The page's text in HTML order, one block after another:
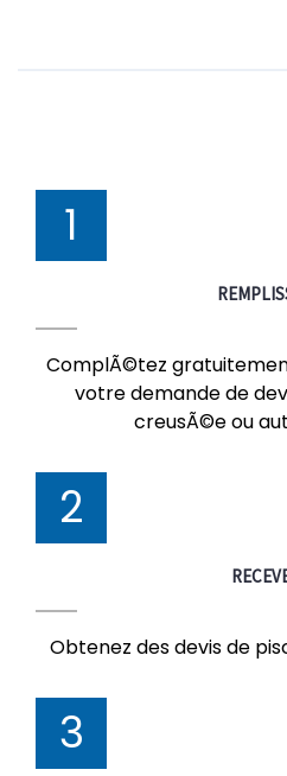
1
ComplÃ©tez
votre demande de
creusÃ©e ou
2
Obtenez des devis de
3